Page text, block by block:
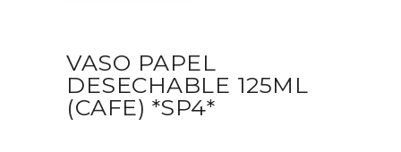
VASO PAPEL
DESECHABLE 125ML
(CAFE) *SP4*